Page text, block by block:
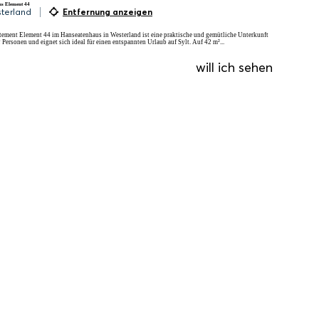
Element 44
Entfernung anzeigen
Element 44 im Hanseatenhaus in Westerland ist eine praktische und gemütliche Unterkunft
Personen und eignet sich ideal für einen entspannten Urlaub auf Sylt. Auf 42 m²...
will ich sehen